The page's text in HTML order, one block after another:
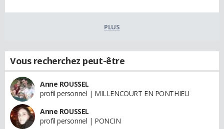
PLUS
Vous recherchez peut-être
Anne ROUSSEL
profil personnel | MILLENCOURT EN PONTHIEU
Anne ROUSSEL
profil personnel | PONCIN